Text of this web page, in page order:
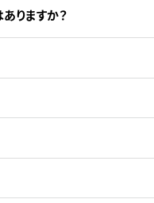
りますか？